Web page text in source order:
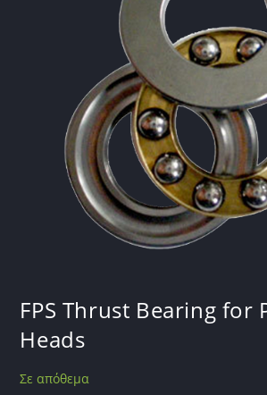
FPS Thrust Bearing for
Heads
Σε απόθεμα